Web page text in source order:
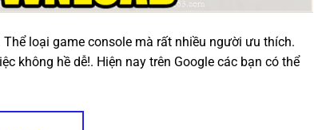
loại game console mà rất nhiều người ưu thích.
không hề dễ!. Hiện nay trên Google các bạn có thể